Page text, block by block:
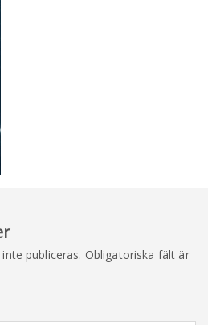
publiceras. Obligatoriska fält är